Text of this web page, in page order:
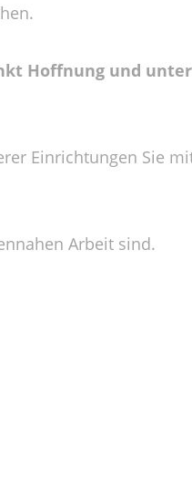
Hoffnung und
Einrichtungen Sie
Arbeit sind.